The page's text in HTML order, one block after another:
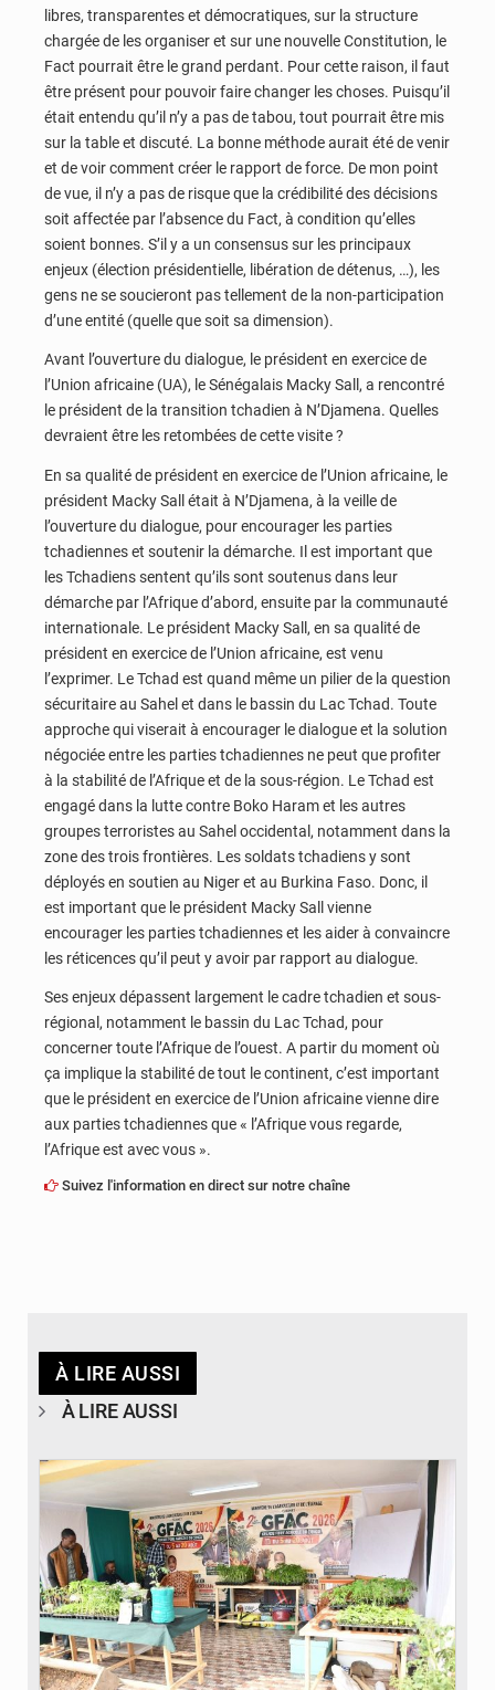
libres, transparentes et démocratiques, sur la structure
chargée de les organiser et sur une nouvelle Constitution, le
Fact pourrait être le grand perdant. Pour cette raison, il faut
être présent pour pouvoir faire changer les choses. Puisqu’il
était entendu qu’il n’y a pas de tabou, tout pourrait être mis
sur la table et discuté. La bonne méthode aurait été de venir
et de voir comment créer le rapport de force. De mon point
de vue, il n’y a pas de risque que la crédibilité des décisions
soit affectée par l’absence du Fact, à condition qu’elles
soient bonnes. S’il y a un consensus sur les principaux
enjeux (élection présidentielle, libération de détenus, …), les
gens ne se soucieront pas tellement de la non-participation
d’une entité (quelle que soit sa dimension).
Avant l’ouverture du dialogue, le président en exercice de
l’Union africaine (UA), le Sénégalais Macky Sall, a rencontré
le président de la transition tchadien à N’Djamena. Quelles
devraient être les retombées de cette visite ?
En sa qualité de président en exercice de l’Union africaine, le
président Macky Sall était à N’Djamena, à la veille de
l’ouverture du dialogue, pour encourager les parties
tchadiennes et soutenir la démarche. Il est important que
les Tchadiens sentent qu’ils sont soutenus dans leur
démarche par l’Afrique d’abord, ensuite par la communauté
internationale. Le président Macky Sall, en sa qualité de
président en exercice de l’Union africaine, est venu
l’exprimer. Le Tchad est quand même un pilier de la question
sécuritaire au Sahel et dans le bassin du Lac Tchad. Toute
approche qui viserait à encourager le dialogue et la solution
négociée entre les parties tchadiennes ne peut que profiter
à la stabilité de l’Afrique et de la sous-région. Le Tchad est
engagé dans la lutte contre Boko Haram et les autres
groupes terroristes au Sahel occidental, notamment dans la
zone des trois frontières. Les soldats tchadiens y sont
déployés en soutien au Niger et au Burkina Faso. Donc, il
est important que le président Macky Sall vienne
encourager les parties tchadiennes et les aider à convaincre
les réticences qu’il peut y avoir par rapport au dialogue.
Ses enjeux dépassent largement le cadre tchadien et sous-
régional, notamment le bassin du Lac Tchad, pour
concerner toute l’Afrique de l’ouest. A partir du moment où
ça implique la stabilité de tout le continent, c’est important
que le président en exercice de l’Union africaine vienne dire
aux parties tchadiennes que « l’Afrique vous regarde,
l’Afrique est avec vous ».
Suivez l'information en direct sur notre chaîne
À LIRE AUSSI
À LIRE AUSSI